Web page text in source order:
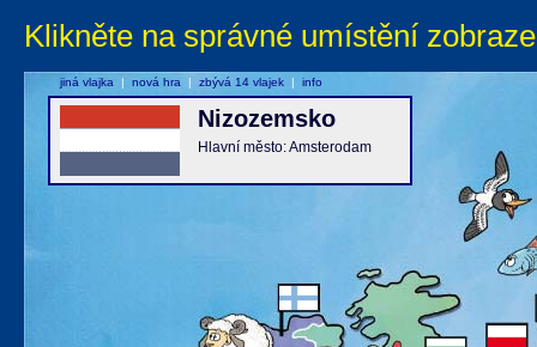
Klikněte na správné umístění
Nizozemsko
Hlavní město: Amsterodam
jiná vlajka | nová hra | zbývá 14 vlajek | info